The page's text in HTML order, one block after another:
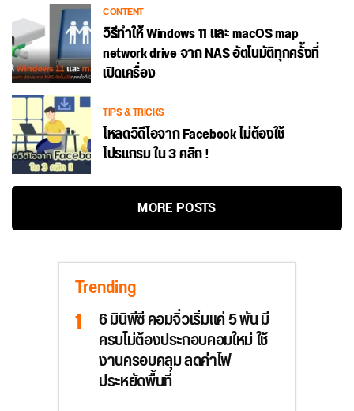
CONTENT
วิธีทำให้ Windows 11 และ macOS map
network drive จาก NAS อัตโนมัติทุกครั้งที่
เปิดเครื่อง
TIPS & TRICKS
โหลดวิดีโอจาก Facebook ไม่ต้องใช้
โปรแกรม ใน 3 คลิก !
MORE POSTS
Trending
6 มินิพีซี คอมจิ๋วเริ่มแค่ 5 พัน มี
ครบไม่ต้องประกอบคอมใหม่ ใช้
งานครอบคลุม ลดค่าไฟ
ประหยัดพื้นที่